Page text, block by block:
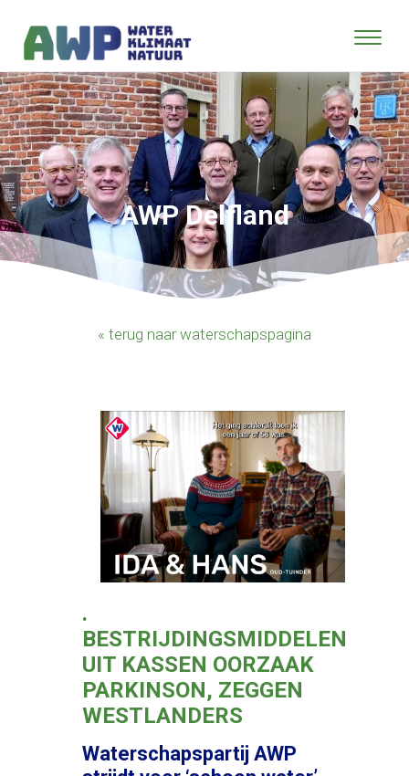
AWP Delfland
« terug naar waterschapspagina
.
BESTRIJDINGSMIDDELEN
UIT KASSEN OORZAAK
PARKINSON, ZEGGEN
WESTLANDERS
Waterschapspartij AWP